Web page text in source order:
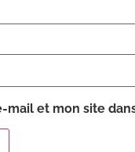
mail et mon site